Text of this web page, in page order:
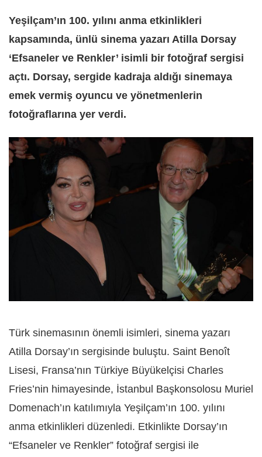
Yeşilçam’ın 100. yılını anma etkinlikleri
kapsamında, ünlü sinema yazarı Atilla Dorsay
‘Efsaneler ve Renkler’ isimli bir fotoğraf sergisi
açtı. Dorsay, sergide kadraja aldığı sinemaya
emek vermiş oyuncu ve yönetmenlerin
fotoğraflarına yer verdi.
Türk sinemasının önemli isimleri, sinema yazarı
Atilla Dorsay’ın sergisinde buluştu. Saint Benoît
Lisesi, Fransa’nın Türkiye Büyükelçisi Charles
Fries’nin himayesinde, İstanbul Başkonsolosu Muriel
Domenach’ın katılımıyla Yeşilçam’ın 100. yılını
anma etkinlikleri düzenledi. Etkinlikte Dorsay’ın
“Efsaneler ve Renkler” fotoğraf sergisi ile